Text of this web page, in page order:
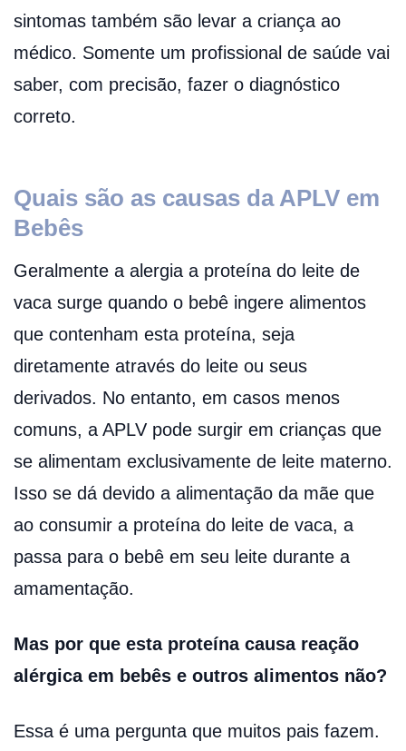
sintomas também são levar a criança ao
médico. Somente um profissional de saúde vai
saber, com precisão, fazer o diagnóstico
correto.
Quais são as causas da APLV em
Bebês
Geralmente a alergia a proteína do leite de
vaca surge quando o bebê ingere alimentos
que contenham esta proteína, seja
diretamente através do leite ou seus
derivados. No entanto, em casos menos
comuns, a APLV pode surgir em crianças que
se alimentam exclusivamente de leite materno.
Isso se dá devido a alimentação da mãe que
ao consumir a proteína do leite de vaca, a
passa para o bebê em seu leite durante a
amamentação.
Mas por que esta proteína causa reação
alérgica em bebês e outros alimentos não?
Essa é uma pergunta que muitos pais fazem.